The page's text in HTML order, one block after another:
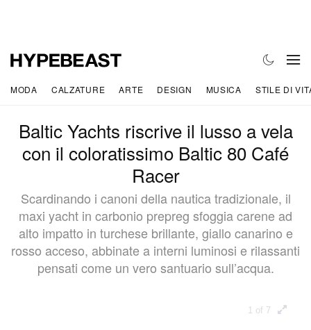
MODA CALZATURE ARTE DESIGN MUSICA STILE DI
Baltic Yachts riscrive il lusso a vela
con il coloratissimo Baltic 80 Café
Racer
Scardinando i canoni della nautica tradizionale, il
maxi yacht in carbonio prepreg sfoggia carene ad
alto impatto in turchese brillante, giallo canarino e
rosso acceso, abbinate a interni luminosi e rilassanti
pensati come un vero santuario sull’acqua.
1 of 7